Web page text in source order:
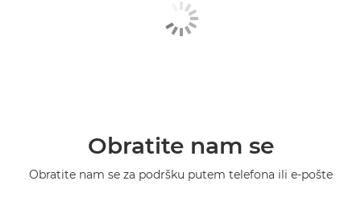
Obratite nam se
Obratite nam se za podršku putem telefona ili e-pošte